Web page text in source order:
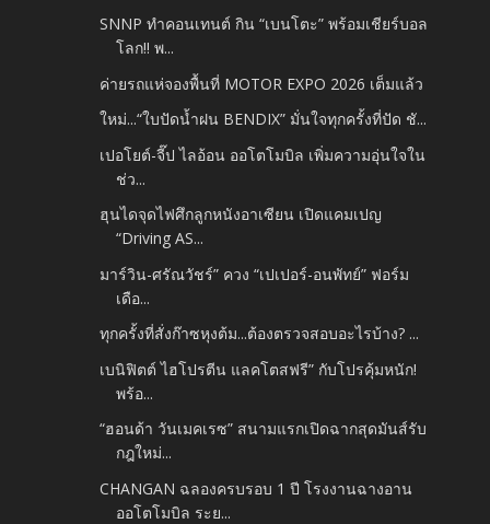
SNNP ทำคอนเทนต์ กิน “เบนโตะ” พร้อมเชียร์บอล
โลก!! พ...
ค่ายรถแห่จองพื้นที่ MOTOR EXPO 2026 เต็มแล้ว
ใหม่...“ใบปัดน้ำฝน BENDIX” มั่นใจทุกครั้งที่ปัด ชั...
เปอโยต์-จี๊ป ไลอ้อน ออโตโมบิล เพิ่มความอุ่นใจใน
ช่ว...
ฮุนไดจุดไฟศึกลูกหนังอาเซียน เปิดแคมเปญ
“Driving AS...
มาร์วิน-ศรัณวัชร์” ควง “เปเปอร์-อนพัทย์” ฟอร์ม
เดือ...
ทุกครั้งที่สั่งก๊าซหุงต้ม...ต้องตรวจสอบอะไรบ้าง? ...
เบนิฟิตต์ ไฮโปรตีน แลคโตสฟรี” กับโปรคุ้มหนัก!
พร้อ...
“ฮอนด้า วันเมคเรซ” สนามแรกเปิดฉากสุดมันส์รับ
กฎใหม่...
CHANGAN ฉลองครบรอบ 1 ปี โรงงานฉางอาน
ออโตโมบิล ระย...